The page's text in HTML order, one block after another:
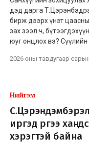
дэд дарга
бирж дээрх үнэт цаасны
зах зээл ч,
юуг онцлох вэ? Сүүлийн
2026 оны тавдугаар
Нийгэм
иргэд рүүгээ
хэрэгтэй байна